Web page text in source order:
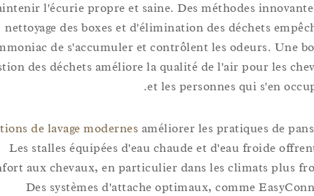
maintenir l'écurie propre et saine. Des méthodes
nettoyage des boxes et d'élimination des déchets
l'ammoniac de s'accumuler et contrôlent les odeurs.
gestion des déchets améliore la qualité de l'air pour les
et les personnes qui s'en
Stations de lavage modernesaméliorer les pratiques de
Les stalles équipées d'eau chaude et d'eau froide
confort aux chevaux, en particulier dans les climats
Des systèmes d'attache optimaux, comme